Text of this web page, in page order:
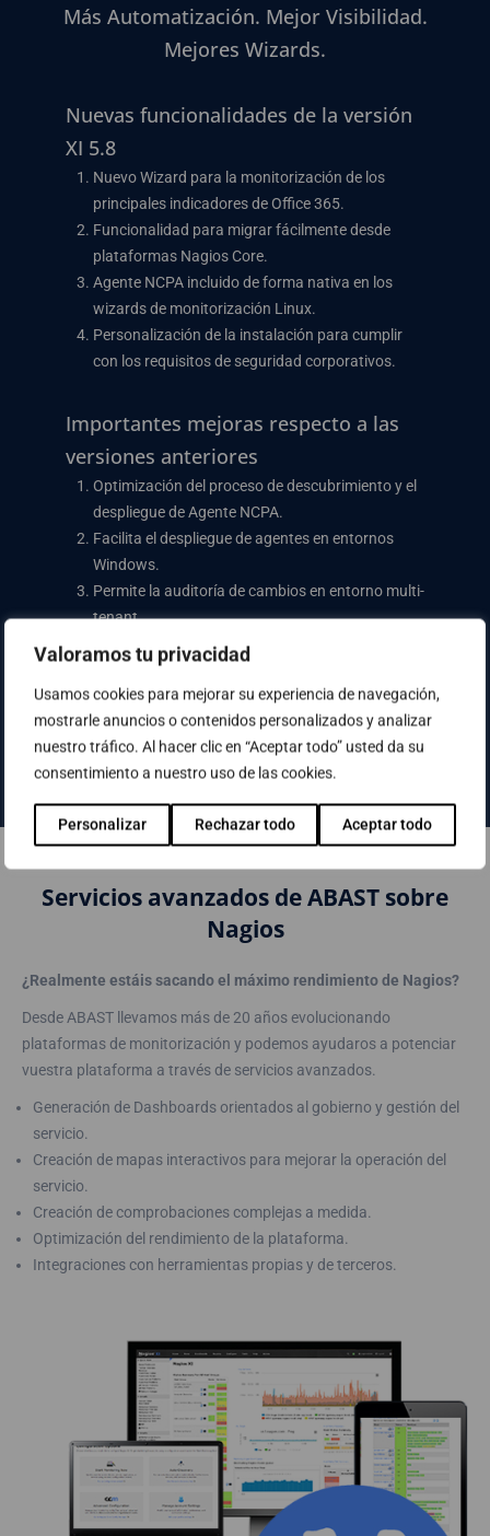
Valoramos tu privacidad
Usamos cookies para mejorar su experiencia de navegación,
mostrarle anuncios o contenidos personalizados y analizar
nuestro tráfico. Al hacer clic en “Aceptar todo” usted da su
consentimiento a nuestro uso de las cookies.
Personalizar Rechazar todo Aceptar todo
Más Automatización. Mejor Visibilidad.
Mejores Wizards.
Nuevas funcionalidades de la versión
XI 5.8
Nuevo Wizard para la monitorización de los
principales indicadores de Office 365.
Funcionalidad para migrar fácilmente desde
plataformas Nagios Core.
Agente NCPA incluido de forma nativa en los
wizards de monitorización Linux.
Personalización de la instalación para cumplir
con los requisitos de seguridad corporativos.
Importantes mejoras respecto a las
versiones anteriores
Optimización del proceso de descubrimiento y el
despliegue de Agente NCPA.
Facilita el despliegue de agentes en entornos
Windows.
Permite la auditoría de cambios en entorno multi-
tenant.
Descarga la versión de prueba:
Network Monitoring Software –
Download Nagios XI
Servicios avanzados de ABAST sobre
Nagios
¿Realmente estáis sacando el máximo rendimiento de Nagios?
Desde ABAST llevamos más de 20 años evolucionando
plataformas de monitorización y podemos ayudaros a potenciar
vuestra plataforma a través de servicios avanzados.
Generación de Dashboards orientados al gobierno y gestión del
servicio.
Creación de mapas interactivos para mejorar la operación del
servicio.
Creación de comprobaciones complejas a medida.
Optimización del rendimiento de la plataforma.
Integraciones con herramientas propias y de terceros.